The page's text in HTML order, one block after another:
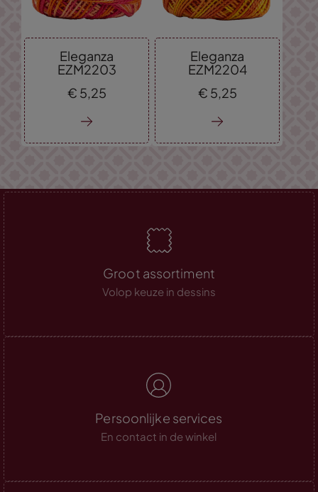
Eleganza
EZM2203
€ 5,25
Eleganza
EZM2204
€ 5,25
Groot assortiment
Volop keuze in dessins
Persoonlijke services
En contact in de winkel